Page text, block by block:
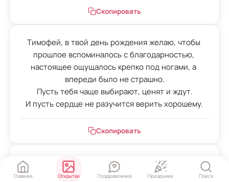
Скопировать
Тимофей, в твой день рождения желаю, чтобы
прошлое вспоминалось с благодарностью,
настоящее ощущалось крепко под ногами, а
впереди было не страшно.
Пусть тебя чаще выбирают, ценят и ждут.
И пусть сердце не разучится верить хорошему.
Скопировать
С днём рождения, Тимофей.
Пусть каждый новый день будет не просто датой в
Главная Открытки Поздравления Праздники Поиск